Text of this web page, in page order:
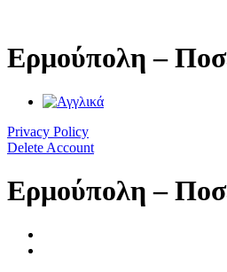
περιεχόμενο
Ερμούπολη –
Privacy Policy
Delete Account
Ερμούπολη –